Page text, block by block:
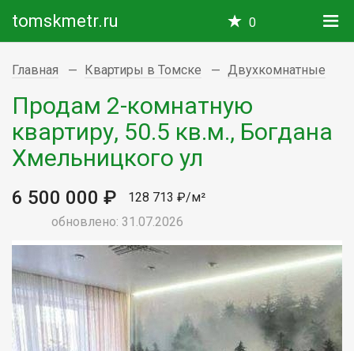
tomskmetr.ru 0
Главная Квартиры в Томске Двухкомнатные
Продам 2-комнатную
квартиру, 50.5 кв.м., Богдана
Хмельницкого ул
6 500 000 ₽
128 713 ₽/м²
обновлено: 31.07.2026